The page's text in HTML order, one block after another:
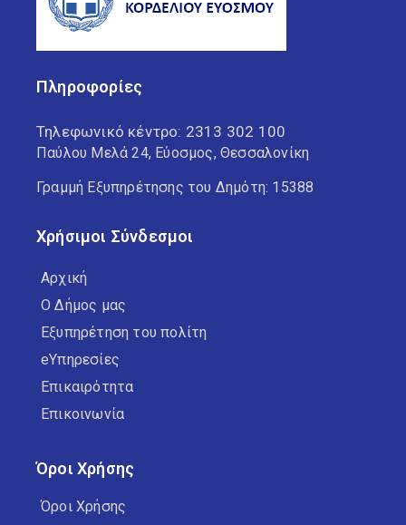
Πληροφορίες
Τηλεφωνικό κέντρο: 2313 302 100
Παύλου Μελά 24, Εύοσμος, Θεσσαλονίκη
Γραμμή Εξυπηρέτησης του Δημότη: 15388
Χρήσιμοι Σύνδεσμοι
Αρχική
Ο Δήμος μας
Εξυπηρέτηση του πολίτη
eΥπηρεσίες
Επικαιρότητα
Επικοινωνία
Όροι Χρήσης
Όροι Χρήσης